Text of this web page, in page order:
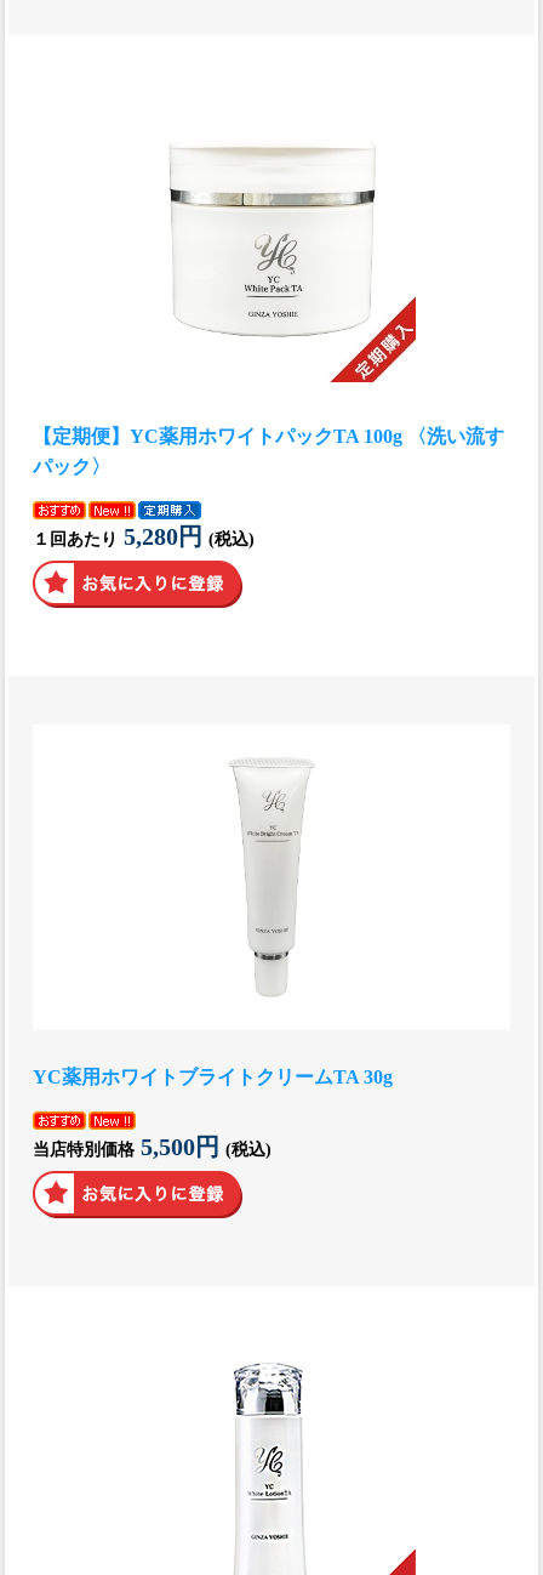
【定期便】YC薬用ホワイトパックTA 100g 〈洗い流す
パック〉
１回あたり 5,280円 (税込)
YC薬用ホワイトブライトクリームTA 30g
当店特別価格 5,500円 (税込)